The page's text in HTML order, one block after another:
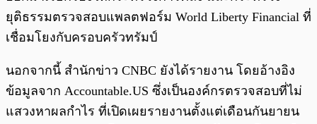
ยุติธรรมตรวจสอบแพลตฟอร์ม World Liberty Financial ที่
เชื่อมโยงกับครอบครัวทรัมป์
นอกจากนี้ สำนักข่าว CNBC ยังได้รายงาน โดยอ้างอิง
ข้อมูลจาก Accountable.US ซึ่งเป็นองค์กรตรวจสอบที่ไม่
แสวงหาผลกำไร ที่เปิดเผยรายงานตั้งแต่เดือนกันยายน